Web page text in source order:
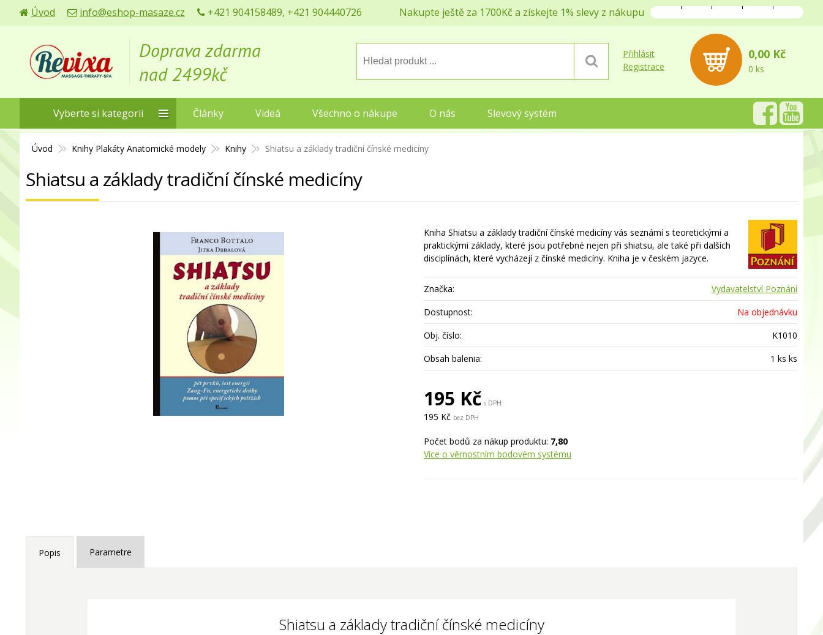
Doprava zdarma
nad 2499kč
Úvod info@eshop-masaze.cz +421 904158489, +421 904440726 Nakupte ještě za 1700Kč a získejte 1% slevy z nákupu
Přihlásit
Registrace
0,00 Kč
0 ks
Úvod Knihy Plakáty Anatomické modely Knihy Shiatsu a základy tradiční čínské medicíny
Shiatsu a základy tradiční čínské medicíny
Kniha Shiatsu a základy tradiční čínské medicíny vás seznámí s teoretickými a
praktickými základy, které jsou potřebné nejen při shiatsu, ale také při dalších
disciplínách, které vycházejí z čínské medicíny. Kniha je v českém jazyce.
Značka:
Vydavatelství Poznání
Dostupnost:
Na objednávku
Obj. číslo:
K1010
Obsah balenia:
1 ks ks
195 Kč s DPH
195 Kč bez DPH
Počet bodů za nákup produktu: 7,80
Více o věrnostním bodovém systému
Popis Parametre
Shiatsu a základy tradiční čínské medicíny
Vyberte si kategorii Články Videá Všechno o nákupe O nás Slevový systém